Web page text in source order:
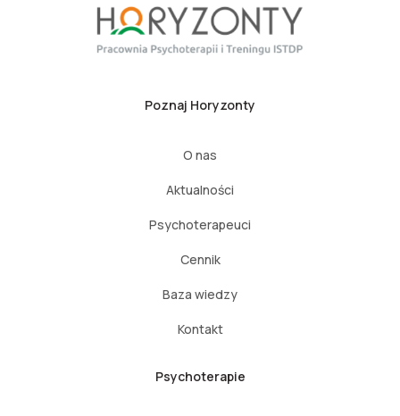
Poznaj Horyzonty
O nas
Aktualności
Psychoterapeuci
Cennik
Baza wiedzy
Kontakt
Psychoterapie